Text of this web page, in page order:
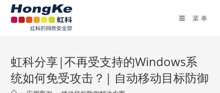
菜单
虹科分享|不再受支持的Windows系
统如何免受攻击？| 自动移动目标防御